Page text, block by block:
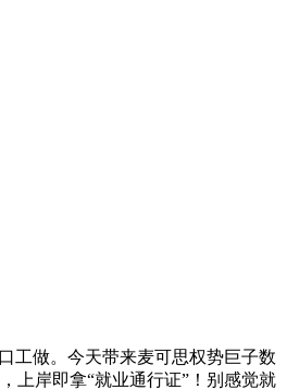
工做。今天带来麦可思权势巨子数
上岸即拿“就业通行证”！别感觉就